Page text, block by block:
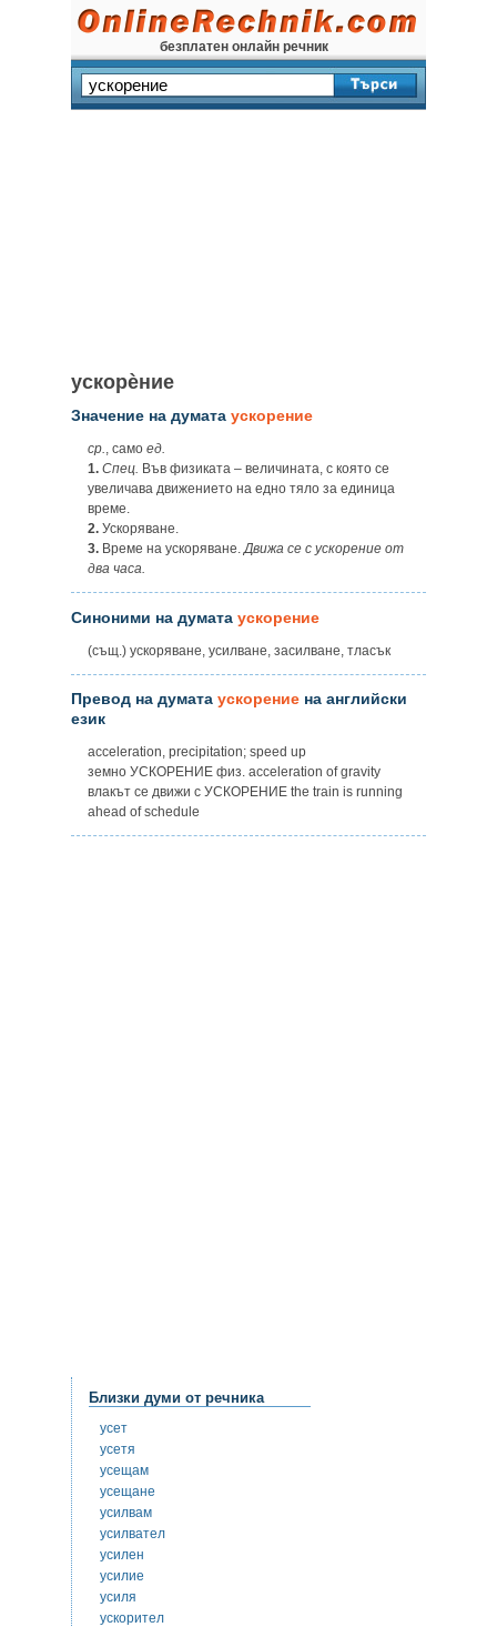
безплатен онлайн речник
ускорѐние
Значение на думата ускорение
ср., само ед.
1. Спец. Във физиката – величината, с която се
увеличава движението на едно тяло за единица
време.
2. Ускоряване.
3. Време на ускоряване.Движа се с ускорение от
два часа.
Синоними на думата ускорение
(същ.) ускоряване, усилване, засилване, тласък
Превод на думата ускорение на английски
език
acceleration, precipitation; speed up
земно УСКОРЕНИЕ физ. acceleration of gravity
влакът се движи с УСКОРЕНИЕ the train is running
ahead of schedule
Близки думи от речника
усет
усетя
усещам
усещане
усилвам
усилвател
усилен
усилие
усиля
ускорител